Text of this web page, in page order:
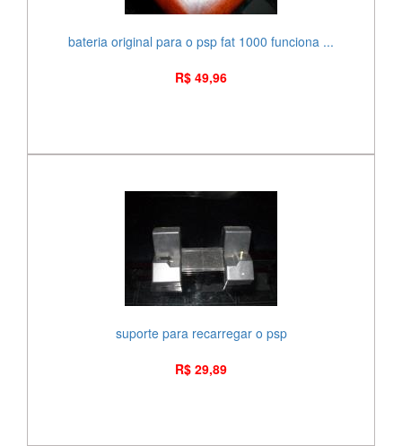
bateria original para o psp fat 1000 funciona ...
R$ 49,96
suporte para recarregar o psp
R$ 29,89